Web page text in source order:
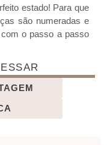
estado! Para que
são numeradas e
o passo a passo